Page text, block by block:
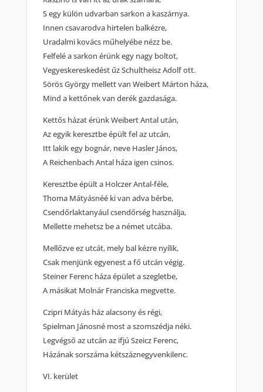
S egy külön udvarban sarkon a kaszárnya.
Innen csavarodva hirtelen balkézre,
Uradalmi kovács műhelyébe nézz be.
Felfelé a sarkon érünk egy nagy boltot,
Vegyeskereskedést űz Schultheisz Adolf ott.
Sörös György mellett van Weibert Márton háza,
Mind a kettőnek van derék gazdasága.
Kettős házat érünk Weibert Antal után,
Az egyik keresztbe épült fel az utcán,
Itt lakik egy bognár, neve Hasler János,
A Reichenbach Antal háza igen csinos.
Keresztbe épült a Holczer Antal-féle,
Thoma Mátyásnéé ki van adva bérbe,
Csendőrlaktanyául csendőrség használja,
Mellette mehetsz be a német utcába.
Mellőzve ez utcát, mely bal kézre nyílik,
Csak menjünk egyenest a fő utcán végig.
Steiner Ferenc háza épület a szegletbe,
A másikat Molnár Franciska megvette.
Czipri Mátyás ház alacsony és régi,
Spielman Jánosné most a szomszédja néki.
Legvégső az utcán az ifjú Szeicz Ferenc,
Házának sorszáma kétszáznegyvenkilenc.
VI. kerület